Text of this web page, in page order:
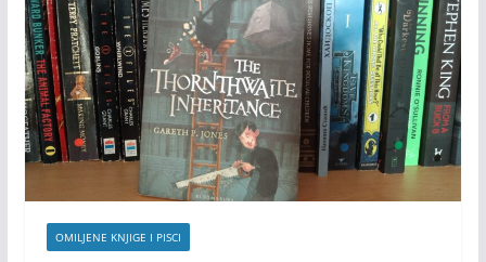
OMILJENE KNJIGE I PISCI